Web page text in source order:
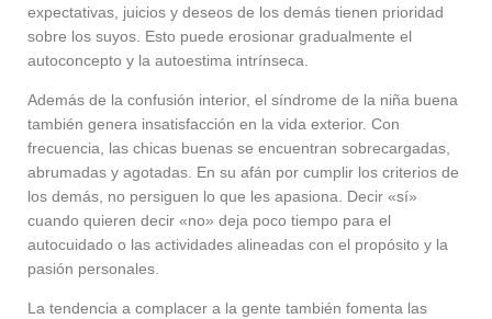
expectativas, juicios y deseos de los demás tienen prioridad
sobre los suyos. Esto puede erosionar gradualmente el
autoconcepto y la autoestima intrínseca.
Además de la confusión interior, el síndrome de la niña buena
también genera insatisfacción en la vida exterior. Con
frecuencia, las chicas buenas se encuentran sobrecargadas,
abrumadas y agotadas. En su afán por cumplir los criterios de
los demás, no persiguen lo que les apasiona. Decir «sí»
cuando quieren decir «no» deja poco tiempo para el
autocuidado o las actividades alineadas con el propósito y la
pasión personales.
La tendencia a complacer a la gente también fomenta las